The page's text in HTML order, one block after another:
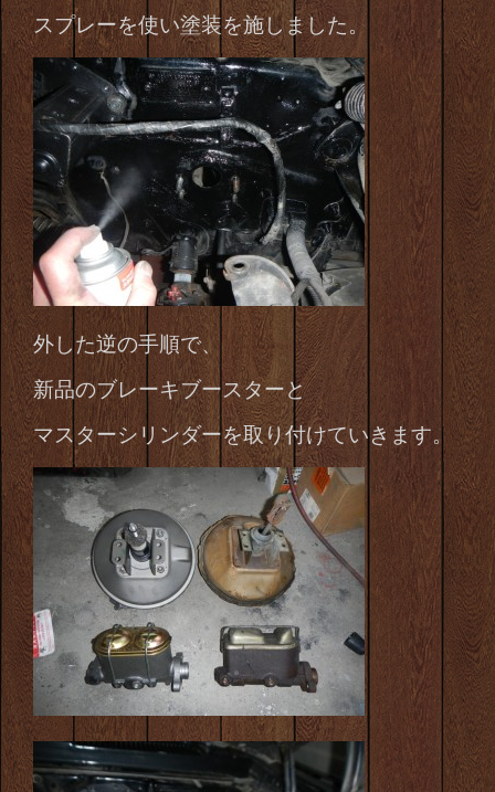
スプレーを使い塗装を施しました。
外した逆の手順で、
新品のブレーキブースターと
マスターシリンダーを取り付けていきます。